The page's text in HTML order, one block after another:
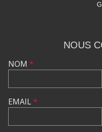
NOUS
NOM *
EMAIL*